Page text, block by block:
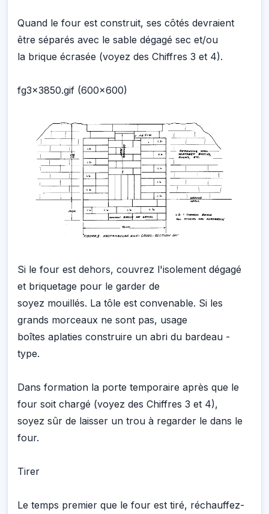
Quand le four est construit, ses côtés devraient
être séparés avec le sable dégagé sec et/ou
la brique écrasée (voyez des Chiffres 3 et 4).
fg3x3850.gif (600x600)
Si le four est dehors, couvrez l'isolement dégagé
et briquetage pour le garder de
soyez mouillés. La tôle est convenable. Si les
grands morceaux ne sont pas, usage
boîtes aplaties construire un abri du bardeau -
type.
Dans formation la porte temporaire après que le
four soit chargé (voyez des Chiffres 3 et 4),
soyez sûr de laisser un trou à regarder le dans le
four.
Tirer
Le temps premier que le four est tiré, réchauffez-